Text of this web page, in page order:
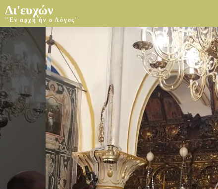
Δι'ευχών
"Εν αρχή ήν ο Λόγος"